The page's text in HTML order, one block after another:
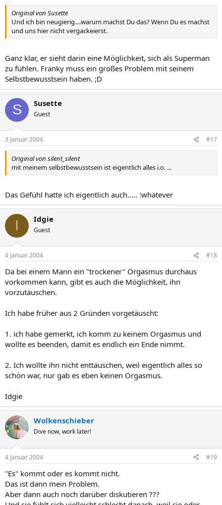
Original von Susette
Und ich bin neugierig....warum machst Du das? Wenn Du es machst
und uns hier nicht vergackeierst.
Ganz klar, er sieht darin eine Möglichkeit, sich als Superman
zu fühlen. Franky muss ein großes Problem mit seinem
Selbstbewusstsein haben. ;D
S Susette
Guest
3 Januar 2004 #17
Original von silent_silent
mit meinem selbstbewusstsein ist eigentlich alles i.o. ...
Das Gefühl hatte ich eigentlich auch..... :whatever
I Idgie
Guest
4 Januar 2004 #18
Da bei einem Mann ein "trockener" Orgasmus durchaus
vorkommen kann, gibt es auch die Möglichkeit, ihn
vorzutäuschen.
Ich habe früher aus 2 Gründen vorgetäuscht:
1. ich habe gemerkt, ich komm zu keinem Orgasmus und
wollte es beenden, damit es endlich ein Ende nimmt.
2. Ich wollte ihn nicht enttäuschen, weil eigentlich alles so
schön war, nur gab es eben keinen Orgasmus.
Idgie
Wolkenschieber
Dive now, work later!
4 Januar 2004 #19
"Es" kommt oder es kommt nicht.
Das ist dann mein Problem.
Aber dann auch noch darüber diskutieren ???